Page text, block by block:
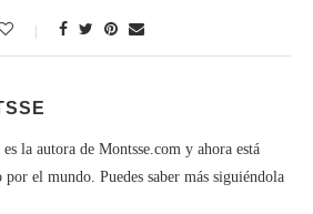
es la autora de Montsse.com y ahora está
por el mundo. Puedes saber más siguiéndola